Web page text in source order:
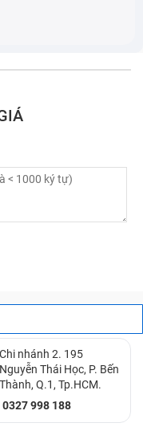
Chi nhánh 2. 195
Nguyễn Thái Học, P. Bến
Thành, Q.1, Tp.HCM.
0327 998 188